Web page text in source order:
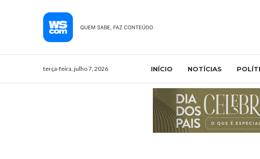
terça-feira, julho 7, 2026 INÍCIO NOTÍCIAS